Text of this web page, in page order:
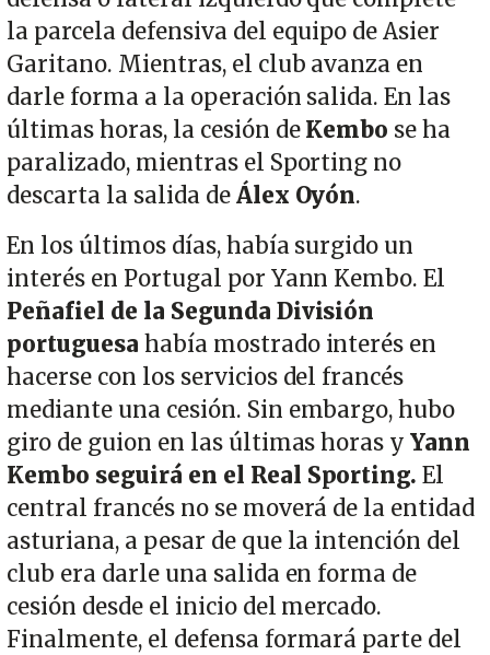
la parcela defensiva del equipo de Asier
Garitano. Mientras, el club avanza en
darle forma a la operación salida. En las
últimas horas, la cesión deKembo se ha
paralizado, mientras el Sporting no
descarta la salida deÁlex Oyón.
En los últimos días, había surgido un
interés en Portugal por Yann Kembo. El
Peñafiel de la Segunda División
portuguesa había mostrado interés en
hacerse con los servicios del francés
mediante una cesión. Sin embargo, hubo
giro de guion en las últimas horas y Yann
Kembo seguirá en el Real Sporting. El
central francés no se moverá de la entidad
asturiana, a pesar de que la intención del
club era darle una salida en forma de
cesión desde el inicio del mercado.
Finalmente, el defensa formará parte del